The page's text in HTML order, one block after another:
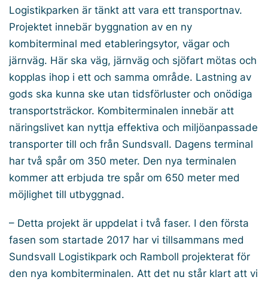
Logistikparken är tänkt att vara ett transportnav.
Projektet innebär byggnation av en ny
kombiterminal med etableringsytor, vägar och
järnväg. Här ska väg, järnväg och sjöfart mötas och
kopplas ihop i ett och samma område. Lastning av
gods ska kunna ske utan tidsförluster och onödiga
transportsträckor. Kombiterminalen innebär att
näringslivet kan nyttja effektiva och miljöanpassade
transporter till och från Sundsvall. Dagens terminal
har två spår om 350 meter. Den nya terminalen
kommer att erbjuda tre spår om 650 meter med
möjlighet till utbyggnad.
– Detta projekt är uppdelat i två faser. I den första
fasen som startade 2017 har vi tillsammans med
Sundsvall Logistikpark och Ramboll projekterat för
den nya kombiterminalen. Att det nu står klart att vi